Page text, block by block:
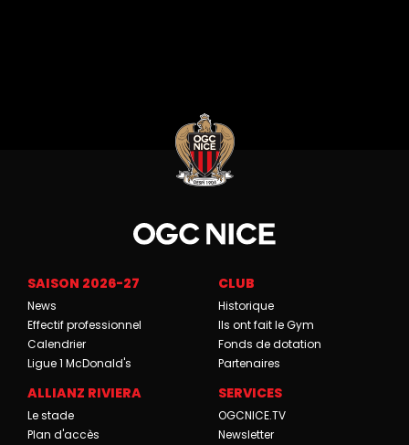
SAISON 2026-27
News
Effectif professionnel
Calendrier
Ligue 1 McDonald's
CLUB
Historique
Ils ont fait le Gym
Fonds de dotation
Partenaires
ALLIANZ RIVIERA
Le stade
Plan d'accès
SERVICES
OGCNICE.TV
Newsletter